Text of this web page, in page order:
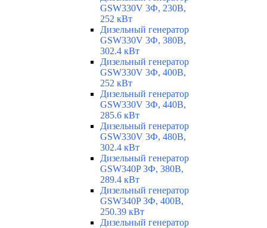
GSW330V 3Ф, 230В,
252 кВт
Дизельный генератор
GSW330V 3Ф, 380В,
302.4 кВт
Дизельный генератор
GSW330V 3Ф, 400В,
252 кВт
Дизельный генератор
GSW330V 3Ф, 440В,
285.6 кВт
Дизельный генератор
GSW330V 3Ф, 480В,
302.4 кВт
Дизельный генератор
GSW340P 3Ф, 380В,
289.4 кВт
Дизельный генератор
GSW340P 3Ф, 400В,
250.39 кВт
Дизельный генератор